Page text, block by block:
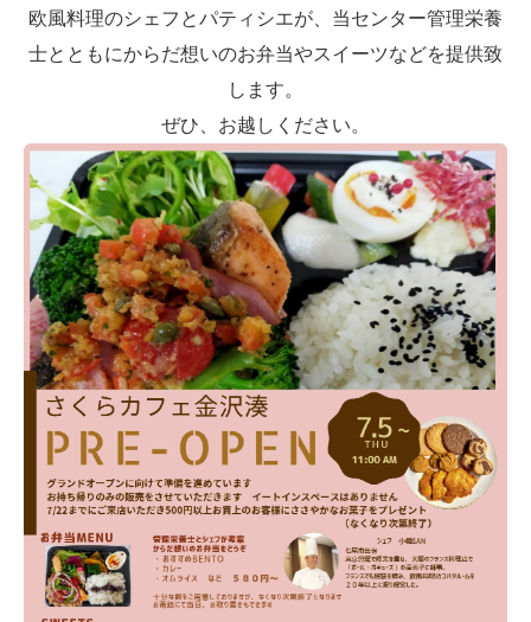
欧風料理のシェフとパティシエが、当センター管理栄養
士とともにからだ想いのお弁当やスイーツなどを提供致
します。
ぜひ、お越しください。